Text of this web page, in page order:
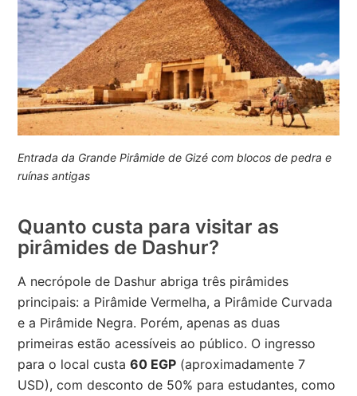
Entrada da Grande Pirâmide de Gizé com blocos de pedra e
ruínas antigas
Quanto custa para visitar as
pirâmides de Dashur?
A necrópole de Dashur abriga três pirâmides
principais: a Pirâmide Vermelha, a Pirâmide Curvada
e a Pirâmide Negra. Porém, apenas as duas
primeiras estão acessíveis ao público. O ingresso
para o local custa60 EGP (aproximadamente 7
USD), com desconto de 50% para estudantes, como